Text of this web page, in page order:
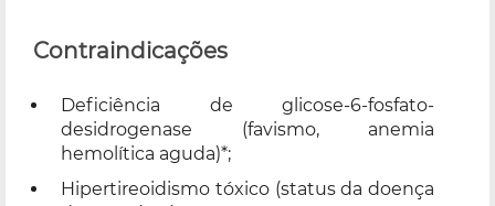
Contraindicações
Deficiência de glicose-6-fosfato-
desidrogenase (favismo, anemia
hemolítica aguda)*;
Hipertireoidismo tóxico (status da doença